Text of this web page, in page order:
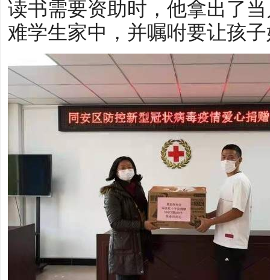
读书需要资助时，他拿出了
难学生家中，并嘱咐要让孩